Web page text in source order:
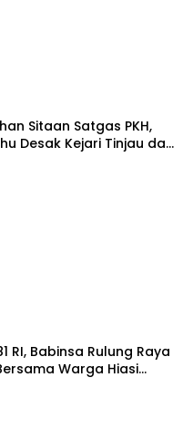
Sitaan Satgas PKH,
Desak Kejari Tinjau dan
RI, Babinsa Rulung Raya
Warga Hiasi